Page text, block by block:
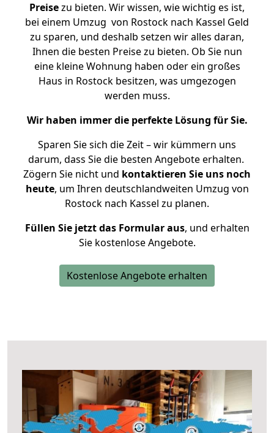
Preisezu bieten. Wir wissen, wie wichtig es ist,
bei einem Umzug von Rostock nach Kassel Geld
zu sparen, und deshalb setzen wir alles daran,
Ihnen die besten Preise zu bieten. Ob Sie nun
eine kleine Wohnung haben oder ein großes
Haus in Rostock besitzen, was umgezogen
werden muss.
Wir haben immer die perfekte Lösung für Sie.
Sparen Sie sich die Zeit – wir kümmern uns
darum, dass Sie die besten Angebote erhalten.
Zögern Sie nicht und kontaktieren Sie uns noch
heute, um Ihren deutschlandweiten Umzug von
Rostock nach Kassel zu planen.
Füllen Sie jetzt das Formular aus, und erhalten
Sie kostenlose Angebote.
Kostenlose Angebote erhalten